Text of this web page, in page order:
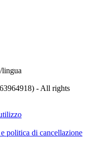
lingua
- All rights
politica di cancellazione